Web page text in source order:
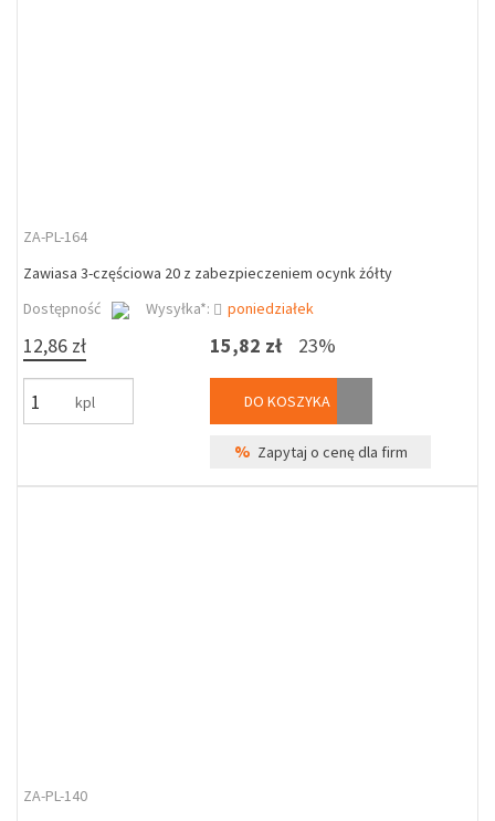
ZA-PL-164
Zawiasa 3-częściowa 20 z zabezpieczeniem ocynk żółty
Dostępność
Wysyłka*: poniedziałek
12,86 zł
kpl
15,82 zł 23%
DO KOSZYKA
% Zapytaj o cenę dla firm
ZA-PL-140